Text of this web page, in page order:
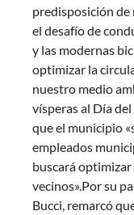
predisposición de
el desafío de
y las modernas
optimizar la
nuestro medio
vísperas al Día
que el municipio
empleados
buscará optimizar
vecinos».Por su
Bucci, remarcó